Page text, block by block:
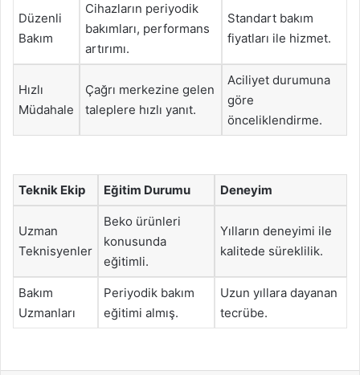
Düzenli
Bakım
Cihazların periyodik
bakımları, performans
artırımı.
Standart bakım
fiyatları ile hizmet.
Hızlı
Müdahale
Çağrı merkezine gelen
taleplere hızlı yanıt.
Aciliyet durumuna
göre
önceliklendirme.
Teknik Ekip Eğitim Durumu Deneyim
Uzman
Teknisyenler
Beko ürünleri
konusunda
eğitimli.
Yılların deneyimi ile
kalitede süreklilik.
Bakım
Uzmanları
Periyodik bakım
eğitimi almış.
Uzun yıllara dayanan
tecrübe.